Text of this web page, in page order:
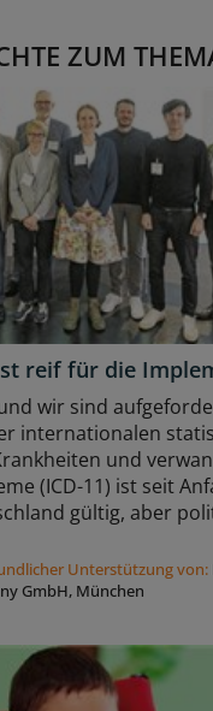
ZUM
reif für die
wir sind
internationalen
und
(ICD-11) ist seit
gültig, aber
Unterstützung von:
GmbH, München